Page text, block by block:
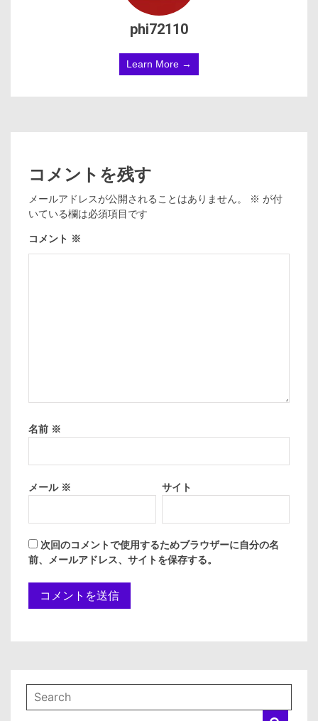
phi72110
Learn More →
コメントを残す
メールアドレスが公開されることはありません。 ※ が付
いている欄は必須項目です
コメント ※
名前 ※
メール ※ サイト
次回のコメントで使用するためブラウザーに自分の名
前、メールアドレス、サイトを保存する。